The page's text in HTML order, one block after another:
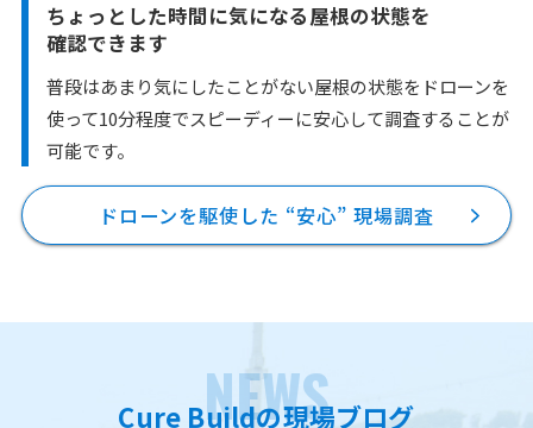
ちょっとした時間に気になる屋根の状態を
確認できます
普段はあまり気にしたことがない屋根の状態をドローンを
使って10分程度でスピーディーに安心して調査することが
可能です。
ドローンを駆使した “安心” 現場調査
NEWS
Cure Buildの現場ブログ